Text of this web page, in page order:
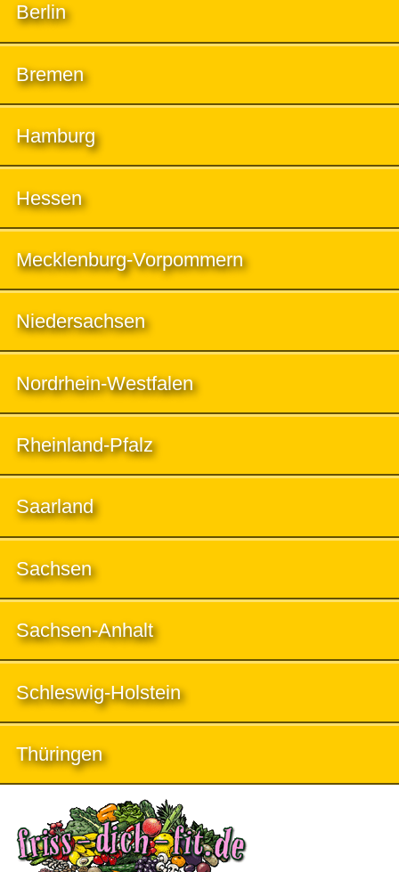
Berlin
Bremen
Hamburg
Hessen
Mecklenburg-Vorpommern
Niedersachsen
Nordrhein-Westfalen
Rheinland-Pfalz
Saarland
Sachsen
Sachsen-Anhalt
Schleswig-Holstein
Thüringen